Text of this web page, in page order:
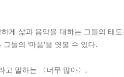
게 삶과 음악을 대하는 그들의 태도
들의 ‘마음’을 엿볼 수 있다.
고 말하는 〈너무 많아〉.